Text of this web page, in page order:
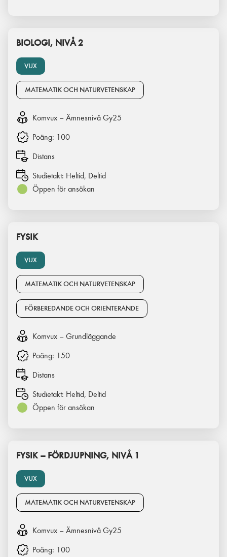
VUX
BIOLOGI, NIVÅ 2
MATEMATIK OCH NATURVETENSKAP
Komvux – Ämnesnivå Gy25
Poäng: 100
Distans
Studietakt: Heltid, Deltid
Öppen för ansökan
VUX
FYSIK
MATEMATIK OCH NATURVETENSKAP
FÖRBEREDANDE OCH ORIENTERANDE
Komvux – Grundläggande
Poäng: 150
Distans
Studietakt: Heltid, Deltid
Öppen för ansökan
VUX
FYSIK – FÖRDJUPNING, NIVÅ 1
MATEMATIK OCH NATURVETENSKAP
Komvux – Ämnesnivå Gy25
Poäng: 100